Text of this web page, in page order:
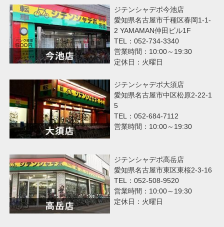
ジテンシャデポ今池店
愛知県名古屋市千種区春岡1-1-
2 YAMAMAN仲田ビル1F
TEL：052-734-3340
営業時間：10:00～19:30
定休日：火曜日
ジテンシャデポ大須店
愛知県名古屋市中区松原2-22-1
5
TEL：052-684-7112
営業時間：10:00～19:30
ジテンシャデポ高岳店
愛知県名古屋市東区東桜2-3-16
TEL：052-508-9520
営業時間：10:00～19:30
定休日：火曜日